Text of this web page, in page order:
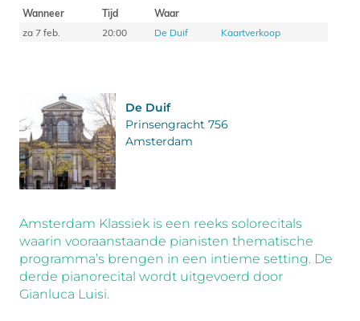
Wanneer Tijd
Waar
za 7 feb.
20:00 De Duif Kaartverkoop
De Duif
Prinsengracht 756
Amsterdam
Amsterdam Klassiek is een reeks solorecitals
waarin vooraanstaande pianisten thematische
programma’s brengen in een intieme setting. De
derde pianorecital wordt uitgevoerd door
Gianluca Luisi.